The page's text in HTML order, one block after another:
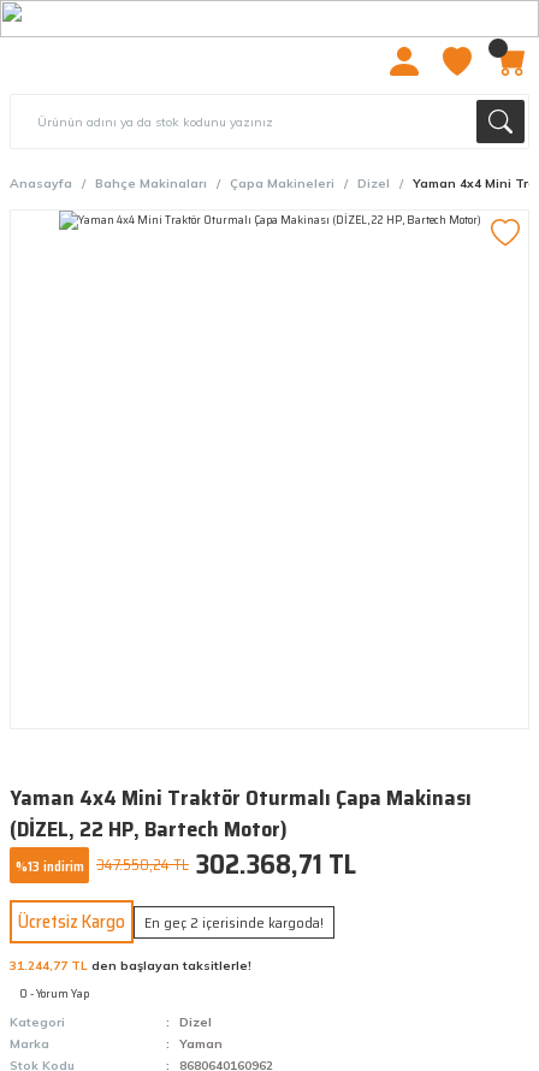
Anasayfa Bahçe Makinaları Çapa Makineleri Dizel Yaman 4x4 Mini
Yaman 4x4 Mini Traktör Oturmalı Çapa Makinası
(DİZEL, 22 HP, Bartech Motor)
%13 indirim 347.550,24 TL 302.368,71 TL
Ücretsiz Kargo En geç 2 içerisinde kargoda!
31.244,77 TL den başlayan taksitlerle!
0 - Yorum Yap
Kategori
Dizel
Marka
Yaman
Stok Kodu
8680640160962